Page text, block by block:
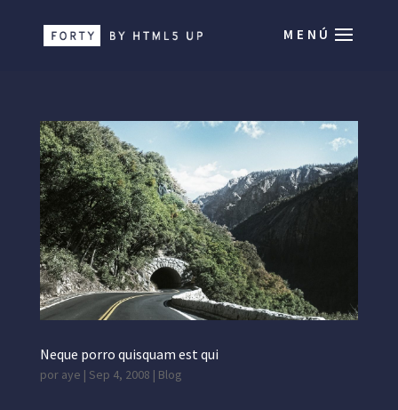
Neque porro quisquam est qui
por aye | Sep 4, 2008 | Blog